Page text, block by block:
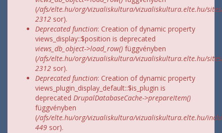
(/afs/elte.hu/org/vizualiskultura/vizualiskultura.elte.hu/
2312 sor).
Deprecated function: Creation of dynamic property
views_display::$position is deprecated
views_db_object->load_row() függvényben
(/afs/elte.hu/org/vizualiskultura/vizualiskultura.elte.hu/
2312 sor).
Deprecated function: Creation of dynamic property
views_plugin_display_default::$is_plugin is
deprecated DrupalDatabaseCache->prepareItem()
függvényben
(/afs/elte.hu/org/vizualiskultura/vizualiskultura.elte.hu/
449 sor).